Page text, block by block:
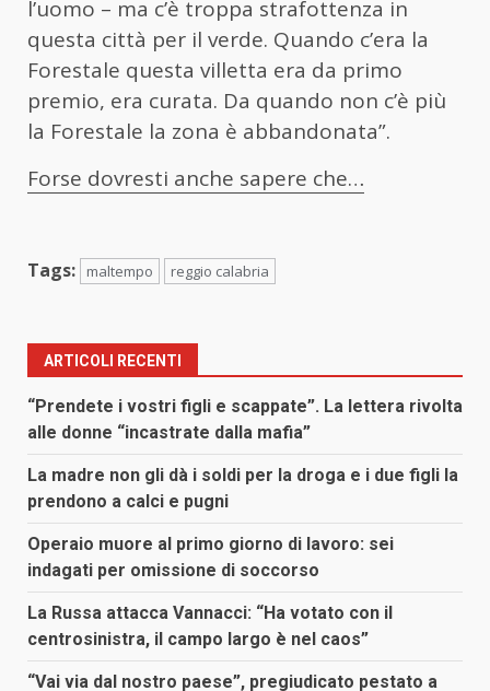
l’uomo – ma c’è troppa strafottenza in
questa città per il verde. Quando c’era la
Forestale questa villetta era da primo
premio, era curata. Da quando non c’è più
la Forestale la zona è abbandonata”.
Forse dovresti anche sapere che…
Tags: maltempo reggio calabria
ARTICOLI RECENTI
“Prendete i vostri figli e scappate”. La lettera rivolta
alle donne “incastrate dalla mafia”
La madre non gli dà i soldi per la droga e i due figli la
prendono a calci e pugni
Operaio muore al primo giorno di lavoro: sei
indagati per omissione di soccorso
La Russa attacca Vannacci: “Ha votato con il
centrosinistra, il campo largo è nel caos”
“Vai via dal nostro paese”, pregiudicato pestato a